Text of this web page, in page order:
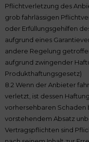
Pflichtverletzung des
grob fahrlässigen
oder Erfüllungsgehilfen
aufgrund eines
andere Regelung
aufgrund zwingender
Produkthaftungsgesetz)
8.2 Wenn der Anbieter
verletzt, ist dessen
vorhersehbaren Schaden
vorstehendem Absatz
Vertragspflichten sind